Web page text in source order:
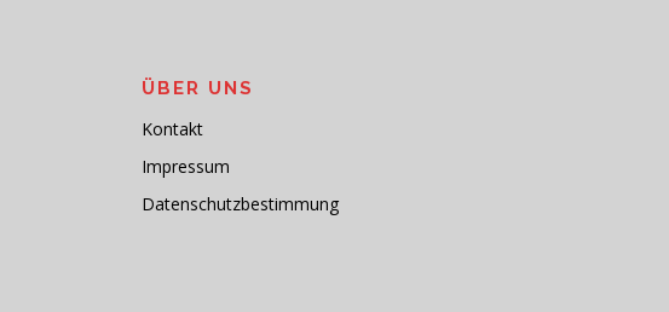
ÜBER UNS
Kontakt
Impressum
Datenschutzbestimmung